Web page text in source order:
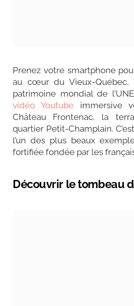
Prenez votre smartphone
au cœur du Vieux-Québec,
patrimoine mondial de
vidéo Youtube immersive
Château Frontenac, la
quartier Petit-Champlain.
l’un des plus beaux
fortifiée fondée par les
Découvrir le tombeau